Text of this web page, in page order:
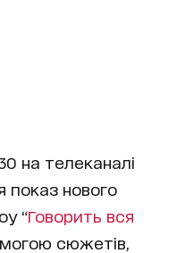
на телеканалі
показ нового
“Говорить вся
сюжетів,